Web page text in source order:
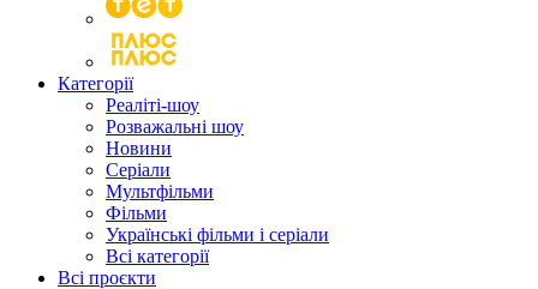
Категорії
Реаліті-шоу
Розважальні шоу
Новини
Серіали
Мультфільми
Фільми
Українські фільми і серіали
Всі категорії
Всі проєкти